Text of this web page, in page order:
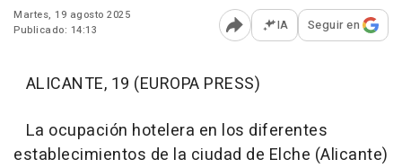
Martes, 19 agosto 2025
Publicado: 14:13
Abrir opciones para
IA Seguir en
ALICANTE, 19 (EUROPA PRESS)
La ocupación hotelera en los diferentes
establecimientos de la ciudad de Elche (Alicante)